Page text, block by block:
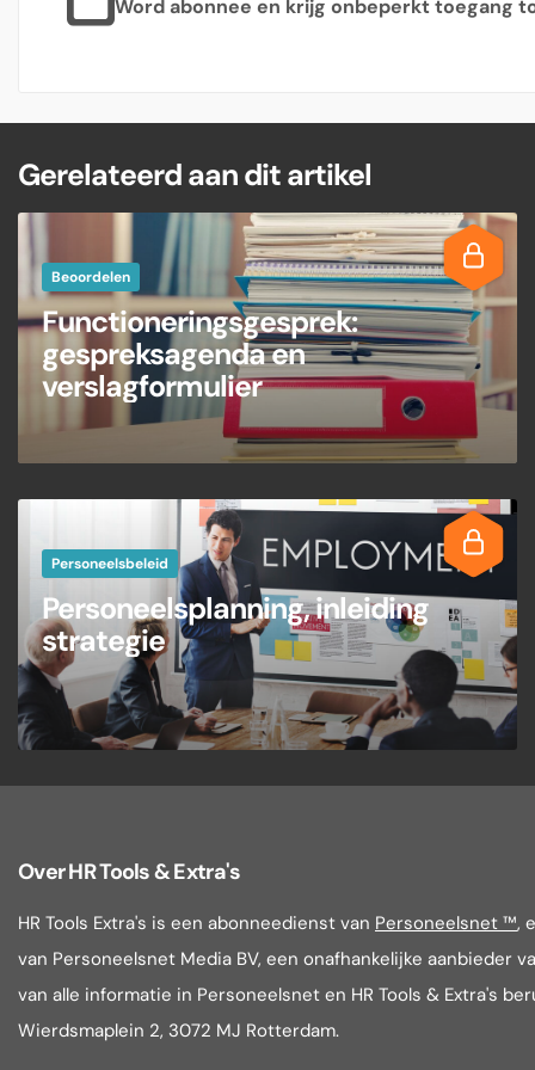
Word abonnee en krijg onbeperkt toegang
Gerelateerd aan dit artikel
Beoordelen
Functioneringsgesprek:
gespreksagenda en
verslagformulier
Personeelsbeleid
Personeelsplanning, inleiding
strategie
Over HR Tools & Extra's
HR Tools Extra's is een abonneedienst van Personeelsnet ™,
van Personeelsnet Media BV, een onafhankelijke aanbieder
van alle informatie in Personeelsnet en HR Tools & Extra's
Wierdsmaplein 2, 3072 MJ Rotterdam.